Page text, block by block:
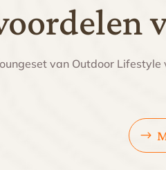
van Outdoor